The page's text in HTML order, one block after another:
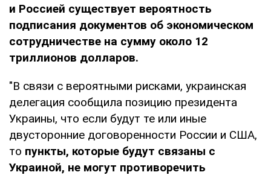
и Россией существует вероятность
подписания документов об экономическом
сотрудничестве на сумму около 12
триллионов долларов.
"В связи с вероятными рисками, украинская
делегация сообщила позицию президента
Украины, что если будут те или иные
двусторонние договоренности России и США,
то пункты, которые будут связаны с
Украиной, не могут противоречить